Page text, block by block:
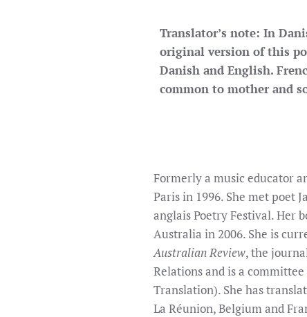
Translator’s note: In
original version of this
Danish and English.
common to mother and
Formerly a music educator
Paris in 1996. She met poet
anglais Poetry Festival. Her
Australia in 2006. She is
Australian Review, the
Relations and is a
Translation). She has
La Réunion, Belgium and